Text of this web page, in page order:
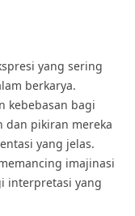
yang sering
berkarya.
kebebasan bagi
dan pikiran mereka
yang jelas.
imajinasi
interpretasi yang